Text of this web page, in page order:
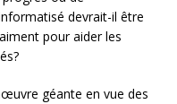
devrait-il être
pour aider les
géante en vue des